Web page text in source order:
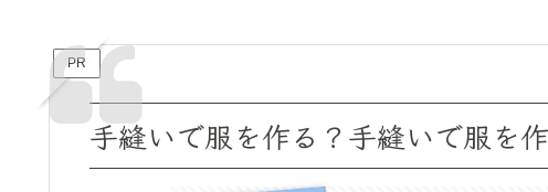
PR
手縫いで服を作る？手縫いで服を